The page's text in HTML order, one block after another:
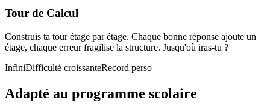
Tour de Calcul
Construis ta tour étage par étage. Chaque bonne réponse ajoute un
étage, chaque erreur fragilise la structure. Jusqu'où iras-tu ?
InfiniDifficulté croissanteRecord perso
Adapté au programme scolaire